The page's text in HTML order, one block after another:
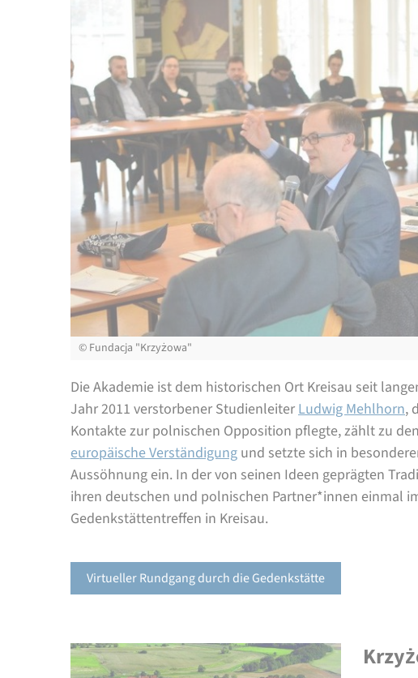
© Fundacja "Krzyżowa"
Die Akademie ist dem historischen Ort Kreisau seit
Jahr 2011 verstorbener StudienleiterLudwig Mehlhorn,
Kontakte zur polnischen Opposition pflegte, zählt zu
europäische Verständigung und setzte sich in
Aussöhnung ein. In der von seinen Ideen geprägten
ihren deutschen und polnischen Partner*innen einmal
Gedenkstättentreffen in Kreisau.
Virtueller Rundgang durch die Gedenkstätte